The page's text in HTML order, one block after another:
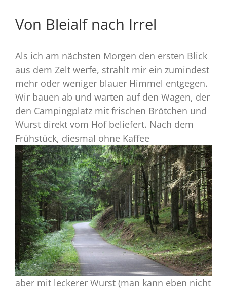
Von Bleialf nach Irrel
Als ich am nächsten Morgen den ersten Blick
aus dem Zelt werfe, strahlt mir ein zumindest
mehr oder weniger blauer Himmel entgegen.
Wir bauen ab und warten auf den Wagen, der
den Campingplatz mit frischen Brötchen und
Wurst direkt vom Hof beliefert. Nach dem
Frühstück, diesmal ohne Kaffee
aber mit leckerer Wurst (man kann eben nicht